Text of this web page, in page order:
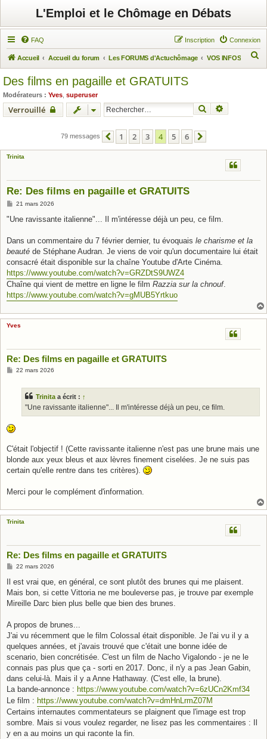
L'Emploi et le Chômage en Débats
FAQ Connexion
Inscription
Accueil Accueil du forum Les FORUMS d'Actuchômage VOS INFOS
Des films en pagaille et GRATUITS
Modérateurs : Yves superuser
Verrouillé Rechercher
79 messages Précédent
1 2 3 4 5 6
Trinita
Re: Des films en pagaille et GRATUITS
M
s
g
21 mars 2026
"Une ravissante italienne"... Il m'intéresse déjà un peu, ce film.
Dans un commentaire du 7 février dernier, tu évoquais le charisme et la
beauté de Stéphane Audran. Je viens de voir qu'un documentaire lui était
consacré était disponible sur la chaîne Youtube d'Arte Cinéma.
https://www.youtube.com/watch?v=GRZDtS9UWZ4
Chaîne qui vient de mettre en ligne le film Razzia sur la chnouf.
https://www.youtube.com/watch?v=gMUB5Yrtkuo
Yves
Re: Des films en pagaille et GRATUITS
M22 mars 2026
Trinitaa écrit : ↑
"Une ravissante italienne"... Il m'intéresse déjà un peu, ce film.
C'était l'objectif ! (Cette ravissante italienne n'est pas une brune mais une
blonde aux yeux bleus et aux lèvres finement ciselées. Je ne suis pas
certain qu'elle rentre dans tes critères).
Merci pour le complément d'information.
Trinita
Re: Des films en pagaille et GRATUITS
M
s
a
g
22 mars 2026
Il est vrai que, en général, ce sont plutôt des brunes qui me plaisent.
Mais bon, si cette Vittoria ne me bouleverse pas, je trouve par exemple
Mireille Darc bien plus belle que bien des brunes.
A propos de brunes...
J'ai vu récemment que le film Colossal était disponible. Je l'ai vu il y a
quelques années, et j'avais trouvé que c'était une bonne idée de
scenario, bien concrétisée. C'est un film de Nacho Vigalondo - je ne le
connais pas plus que ça - sorti en 2017. Donc, il n'y a pas Jean Gabin,
dans celui-là. Mais il y a Anne Hathaway. (C'est elle, la brune).
La bande-annonce : https://www.youtube.com/watch?v=6zUCn2Kmf34
Le film : https://www.youtube.com/watch?v=dmHnLrmZ07M
Certains internautes commentateurs se plaignent que l'image est trop
sombre. Mais si vous voulez regarder, ne lisez pas les commentaires : Il
y en a au moins un qui raconte la fin.